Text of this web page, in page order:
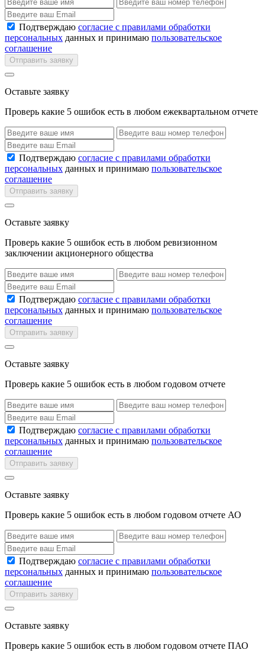
Подтверждаю согласие с правилами обработки
персональных данных и принимаю пользовательское
соглашение
Отправить заявку
Оставьте заявку
Проверь какие 5 ошибок есть в любом ежеквартальном отчете
Подтверждаю согласие с правилами обработки
персональных данных и принимаю пользовательское
соглашение
Отправить заявку
Оставьте заявку
Проверь какие 5 ошибок есть в любом ревизионном
заключении акционерного общества
Подтверждаю согласие с правилами обработки
персональных данных и принимаю пользовательское
соглашение
Отправить заявку
Оставьте заявку
Проверь какие 5 ошибок есть в любом годовом отчете
Подтверждаю согласие с правилами обработки
персональных данных и принимаю пользовательское
соглашение
Отправить заявку
Оставьте заявку
Проверь какие 5 ошибок есть в любом годовом отчете АО
Подтверждаю согласие с правилами обработки
персональных данных и принимаю пользовательское
соглашение
Отправить заявку
Оставьте заявку
Проверь какие 5 ошибок есть в любом годовом отчете ПАО